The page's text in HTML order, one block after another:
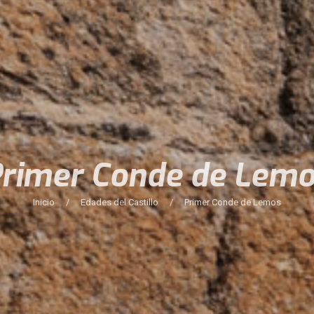
Conde de
Inicio / Edades del Castillo / Primer Conde de Lemos